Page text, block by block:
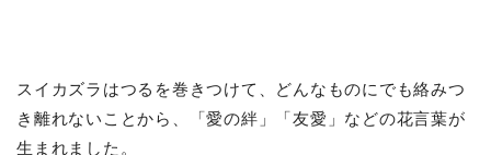
スイカズラはつるを巻きつけて、どんなものにでも絡みつ
き離れないことから、「愛の絆」「友愛」などの花言葉が
生まれました。